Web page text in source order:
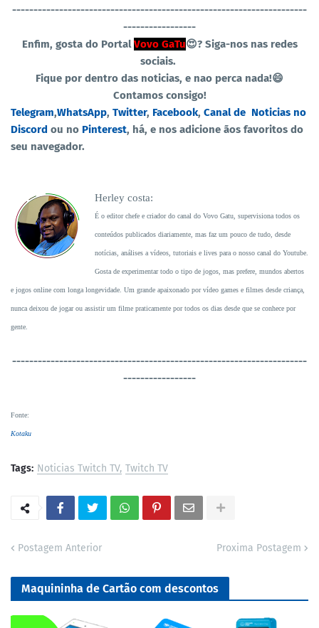
---------------------------------------------------------------------
-----------------
Enfim, gosta do PortalVovo GaTu😍? Siga-nos nas redes
sociais.
Fique por dentro das noticias, e nao perca nada!😄
Contamos consigo!
Telegram,WhatsApp, Twitter, Facebook, Canal de Noticias no
Discord ou no Pinterest, há, e nos adicione ãos favoritos do
seu navegador.
Herley costa:
É o editor chefe e criador do canal do Vovo Gatu, supervisiona todos os
conteúdos publicados diariamente, mas faz um pouco de tudo, desde
notícias, análises a vídeos, tutoriais e lives para o nosso canal do Youtube.
Gosta de experimentar todo o tipo de jogos, mas prefere, mundos abertos
e jogos online com longa longevidade. Um grande apaixonado por vídeo games e filmes desde criança,
nunca deixou de jogar ou assistir um filme praticamente por todos os dias desde que se conhece por
gente.
---------------------------------------------------------------------
-----------------
Fonte:
Kotaku
Tags: Noticias Twitch TV Twitch TV
Postagem Anterior Proxima Postagem
Maquininha de Cartão com descontos